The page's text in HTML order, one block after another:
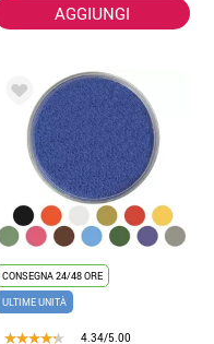
AGGIUNGI
CONSEGNA 24/48 ORE
ULTIME UNITÀ
4.34/5.00